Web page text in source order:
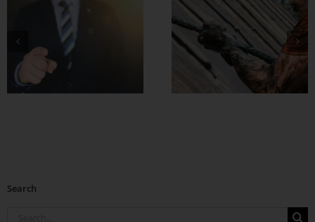
ဆိုဒ် ကြီးကြီး
သေး အဆိပ်
င်းဖို့က အဓိက
အကောင်းမြင်စိတ်နဲ့
ကွီးတို့ ဘဝကို
ပြောင်းလဲလိုက်ပါ
Search